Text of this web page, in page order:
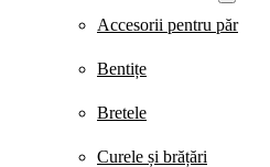
Accesorii pentru păr
Bentițe
Bretele
Curele și brățări